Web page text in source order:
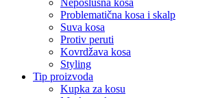
Neposlušna kosa
Problematična kosa i skalp
Suva kosa
Protiv peruti
Kovrdžava kosa
Styling
Tip proizvoda
Kupka za kosu